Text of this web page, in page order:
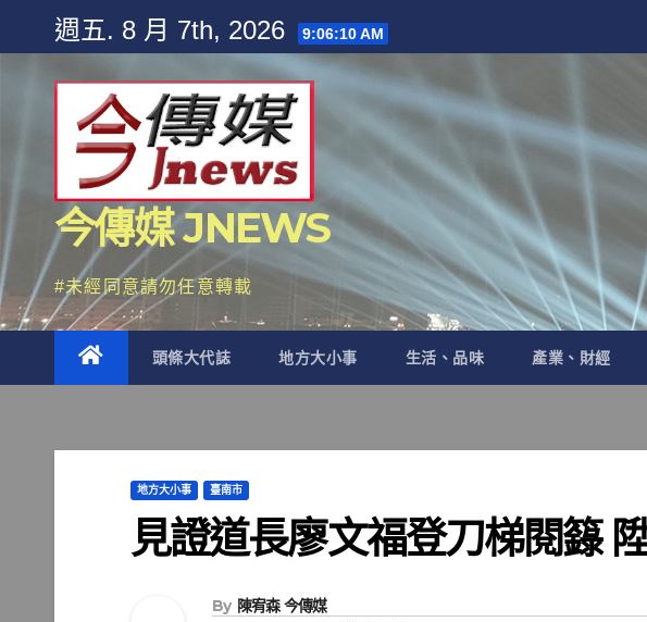
content
週五. 8 月 7th, 2026 9:06:12 AM
今傳媒 JNEWS
#未經同意請勿任意轉載
頭條大代誌 地方大小事 生活、品味 產業、財經
地方大小事 臺南市
見證道長廖文福登刀梯閱籙
By 陳宥森 今傳媒